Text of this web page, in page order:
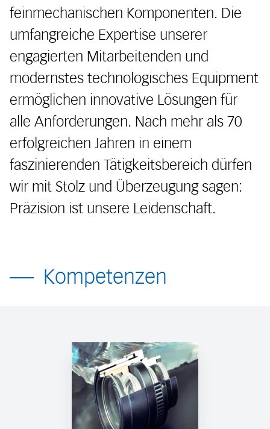
feinmechanischen Komponenten. Die
umfangreiche Expertise unserer
engagierten Mitarbeitenden und
modernstes technologisches Equipment
ermöglichen innovative Lösungen für
alle Anforderungen. Nach mehr als 70
erfolgreichen Jahren in einem
faszinierenden Tätigkeitsbereich dürfen
wir mit Stolz und Überzeugung sagen:
Präzision ist unsere Leidenschaft.
Kompetenzen